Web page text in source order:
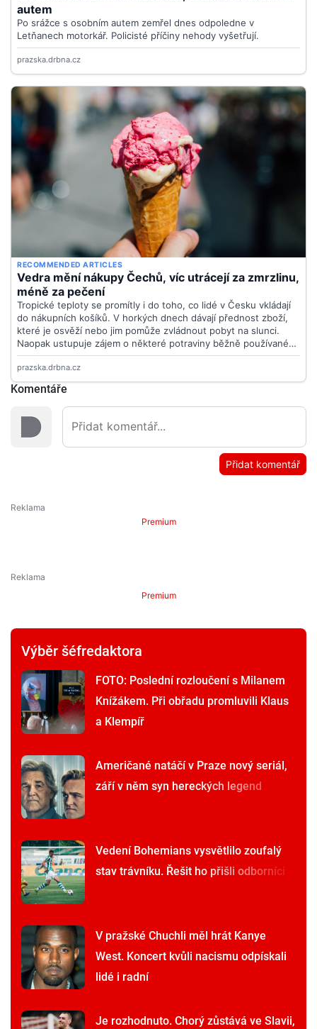
Komentáře
Přidat komentář
Premium
Premium
Výběr šéfredaktora
FOTO: Poslední rozloučení s Milanem
Knížákem. Při obřadu promluvili Klaus
a Klempíř
Američané natáčí v Praze nový seriál,
září v něm syn hereckých legend
Vedení Bohemians vysvětlilo zoufalý
stav trávníku. Řešit ho přišli odborníci
V pražské Chuchli měl hrát Kanye
West. Koncert kvůli nacismu odpískali
lidé i radní
Je rozhodnuto. Chorý zůstává ve Slavii,